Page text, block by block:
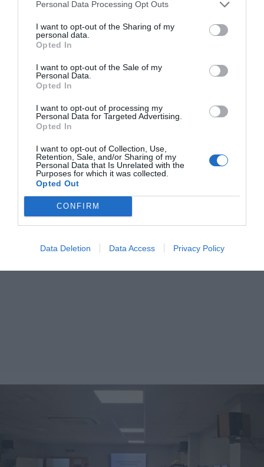
Personal Data Processing Opt Outs
I want to opt-out of the Sharing of my
personal data.
Opted In
I want to opt-out of the Sale of my
Personal Data.
Opted In
I want to opt-out of processing my
Personal Data for Targeted Advertising.
Opted In
I want to opt-out of Collection, Use,
Retention, Sale, and/or Sharing of my
Personal Data that Is Unrelated with the
Purposes for which it was collected.
Opted Out
CONFIRM
Data Deletion Data Access Privacy Policy